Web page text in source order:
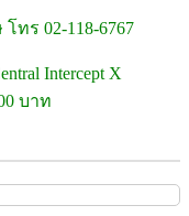
ทร 02-118-6767
Intercept X
บาท